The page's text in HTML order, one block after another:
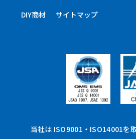
DIY商材 サイトマップ
当社は ISO9001・ISO14001を